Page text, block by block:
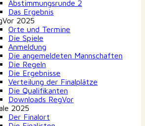
Abstimmungsrunde 2
Das Ergebnis
2025
Orte und Termine
Die Spiele
Anmeldung
Die angemeldeten Mannschaften
Die Regeln
Die Ergebnisse
Verteilung der Finalplätze
Die Qualifikanten
Downloads RegVor
2025
Der Finalort